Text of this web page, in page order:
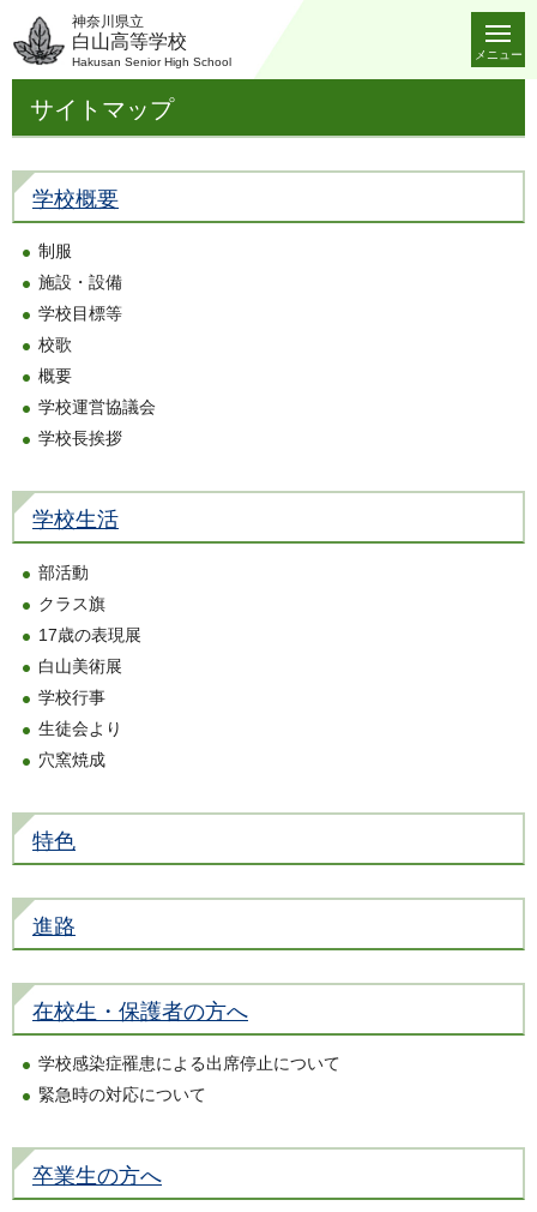
神奈川県立
白山高等学校
Hakusan Senior High School
メニュー
サイトマップ
学校概要
制服
施設・設備
学校目標等
校歌
概要
学校運営協議会
学校長挨拶
学校生活
部活動
クラス旗
17歳の表現展
白山美術展
学校行事
生徒会より
穴窯焼成
特色
進路
在校生・保護者の方へ
学校感染症罹患による出席停止について
緊急時の対応について
卒業生の方へ